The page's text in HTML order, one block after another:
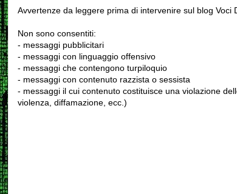
Avvertenze da leggere prima di intervenire sul blog Voci
Non sono consentiti:
- messaggi pubblicitari
- messaggi con linguaggio offensivo
- messaggi che contengono turpiloquio
- messaggi con contenuto razzista o sessista
- messaggi il cui contenuto costituisce una violazione
violenza, diffamazione, ecc.)